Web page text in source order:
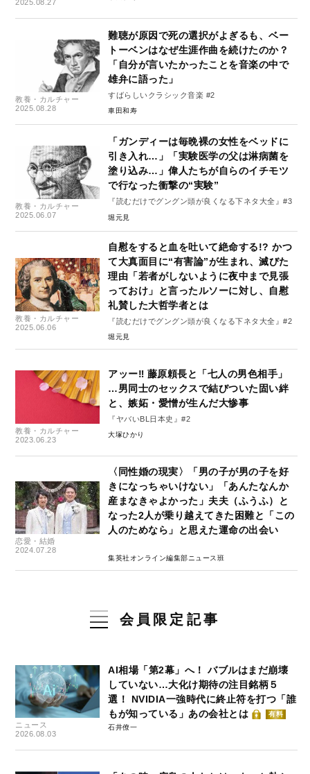
2025.08.27
教養・カルチャー
2025.08.28
難聴が原因で死の選択がよぎるも、ベー
トーベンはなぜ生涯作曲を続けたのか？
「自分が言いたかったことを音楽の中で
雄弁に語った」
すばらしいクラシック音楽 #2
車田和寿
教養・カルチャー
2025.06.07
「ガンディーは毎晩裸の女性をベッドに
引き入れ…」「実験医学の父は淋病菌を
塗り込み…」偉人たちが自らのイチモツ
で行なった衝撃の“実験”
『読むだけでグングン頭が良くなる下ネタ大全』#3
堀元見
教養・カルチャー
2025.06.06
自慰をすると血を吐いて絶命する!? かつ
て大真面目に“有害論”が生まれ、滅びた
理由「若者がしないように夜中まで見張
っておけ」と言ったルソーに対し、自慰
礼賛した大哲学者とは
『読むだけでグングン頭が良くなる下ネタ大全』#2
堀元見
教養・カルチャー
2023.06.23
アッー‼ 藤原頼長と「七人の男色相手」
…男同士のセックスで結びついた固い絆
と、嫉妬・愛憎が生んだ大惨事
『ヤバいBL日本史』#2
大塚ひかり
恋愛・結婚
2024.07.28
〈同性婚の現実〉「男の子が男の子を好
きになっちゃいけない」「あんたなんか
産まなきゃよかった」夫夫（ふうふ）と
なった2人が乗り越えてきた困難と「この
人のためなら」と思えた運命の出会い
集英社オンライン編集部ニュース班
会員限定記事
ニュース
2026.08.03
AI相場「第2幕」へ！ バブルはまだ崩壊
していない…大化け期待の注目銘柄５
選！ NVIDIA一強時代に終止符を打つ「誰
もが知っている」あの会社とは
有料
石井僚一